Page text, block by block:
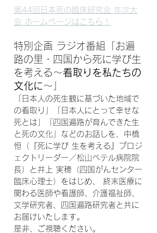
第44回日本死の臨床研究会 年次大
会 ホームページはこちら！
特別企画 ラジオ番組「 お遍
路の里・四国から死に学び生
を考える～看取りを私たちの
文化に ～
「日本人の死生観に基づいた地域で
の看取り」「日本人にとって幸せな
死とは」「四国遍路が育んできた生
と死の文化」などのお話しを、中橋
恒（『死に学び 生を考える』プロジ
ェクトリーダー／松山ベテル病院院
長）と井上 実穂（四国がんセンター
臨床心理士）をはじめ、 終末医療に
関わる医師や看護師、介護福祉師、
文学研究者、四国遍路研究者と共に
お届けいたします。
是非、ご視聴ください。